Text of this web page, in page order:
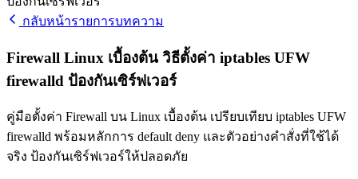
กลับหน้ารายการบทความ
Firewall Linux เบื้องต้น วิธีตั้งค่า iptables UFW
firewalld ป้องกันเซิร์ฟเวอร์
คู่มือตั้งค่า Firewall บน Linux เบื้องต้น เปรียบเทียบ iptables UFW
firewalld พร้อมหลักการ default deny และตัวอย่างคำสั่งที่ใช้ได้
จริง ป้องกันเซิร์ฟเวอร์ให้ปลอดภัย